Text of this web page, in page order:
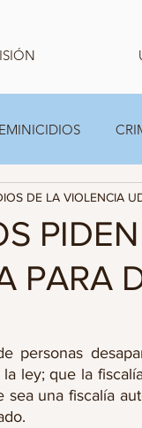
TEMPORAL
PARA
DE LA VIOLENCIA
personas
ley; que la
sea una fiscalía